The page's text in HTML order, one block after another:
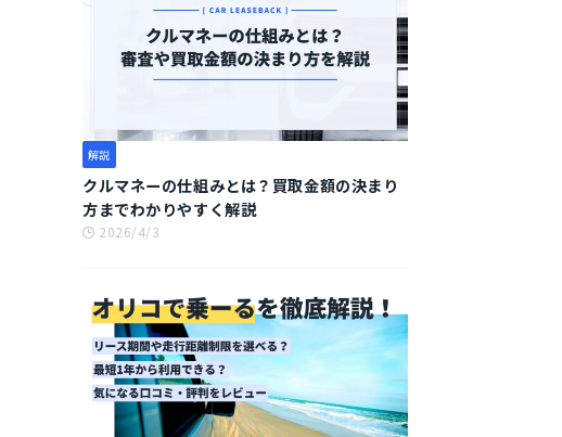
解説
クルマネーの仕組みとは？買取金額の決まり
方までわかりやすく解説
2026/4/3